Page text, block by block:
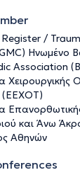
/
Ηνωμένο
Association
Χειρουργικής
(ΕΕΧΟΤ)
και Άνω
Αθηνών